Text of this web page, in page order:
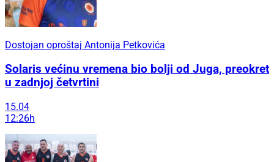
Dostojan oproštaj Antonija Petkovića
Solaris većinu vremena bio bolji od Juga, preokret
u zadnjoj četvrtini
15.04
12:26h